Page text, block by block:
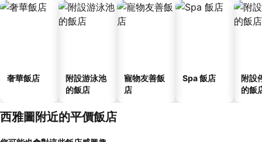
奢華飯店
附設游泳池
的飯店
寵物友善飯
店
Spa 飯店
附設
的飯
西雅圖附近的平價飯店